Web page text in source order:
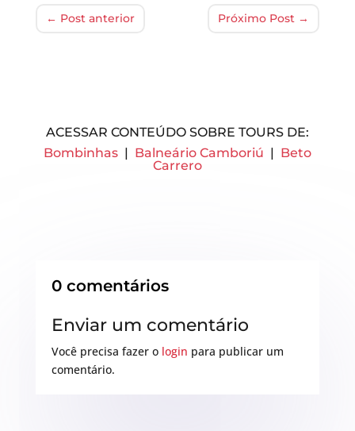
← Post anterior Próximo Post →
ACESSAR CONTEÚDO SOBRE TOURS DE:
Bombinhas| Balneário Camboriú | Beto
Carrero
0 comentários
Enviar um comentário
Você precisa fazer o login para publicar um
comentário.